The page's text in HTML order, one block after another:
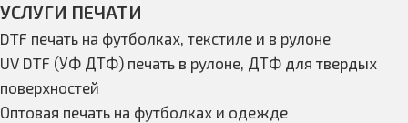
УСЛУГИ ПЕЧАТИ
DTF печать на футболках, текстиле и в рулоне
UV DTF (УФ ДТФ) печать в рулоне, ДТФ для твердых
поверхностей
Оптовая печать на футболках и одежде